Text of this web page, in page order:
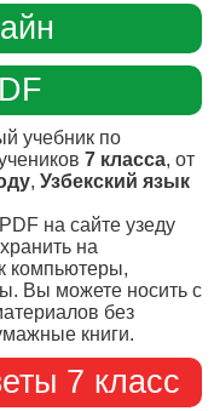
учебник по
7 класса, от
, Узбекский язык
на сайте узеду
на
компьютеры,
Вы можете носить с
без
книги.
7 класс